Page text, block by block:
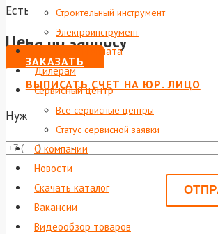
Строительный инструмент
Электроинструмент
Доставка и оплата
Дилерам
Сервисный центр
Все сервисные центры
Статус сервисной заявки
О компании
Новости
Скачать каталог
Вакансии
Видеообзор товаров
Есть в наличии
Цена по запросу
ЗАКАЗАТЬ
ВЫПИСАТЬ СЧЕТ НА ЮР. ЛИЦО
Нужна консультация?